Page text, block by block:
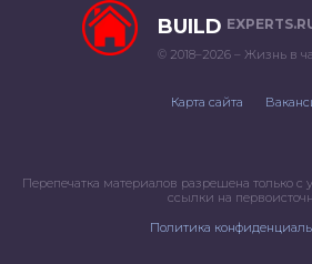
BUILD
© 2018–2026 – Жизнь в
Карта сайта
Перепечатка материалов разрешена только
ссылки на
Политика